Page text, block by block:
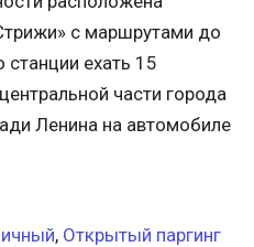
с маршрутами до
станции ехать 15
части города
Ленина на автомобиле
, Открытый паргинг